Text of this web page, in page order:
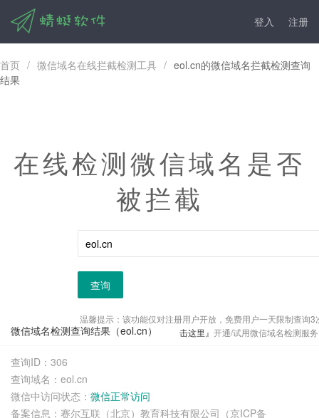
登入 注册
首页 / 微信域名在线拦截检测工具 / eol.cn的微信域名拦截检测查询
结果
在线检测微信域名是否
被拦截
查询
温馨提示：该功能仅对注册用户开放，免费用户一天限制查询3
击这里』 开通/试用微信域名检测服务
微信域名检测查询结果（eol.cn）
查询ID：306
查询域名：eol.cn
微信中访问状态： 微信正常访问
备案信息：赛尔互联（北京）教育科技有限公司（京ICP备